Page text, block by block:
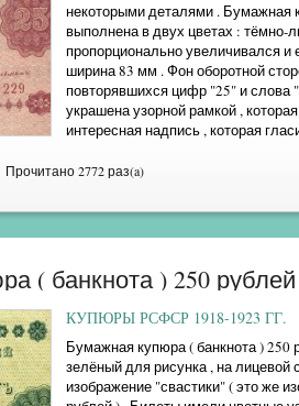
некоторыми деталями . Бумажная
выполнена в двух цветах :
пропорционально увеличивался и
ширина 83 мм . Фон оборотной
повторявшихся цифр "25" и слова
украшена узорной рамкой ,
интересная надпись , которая
Прочитано 2772 раз(a)
( банкнота ) 250
КУПЮРЫ РСФСР 1918-1923 ГГ.
Бумажная купюра ( банкнота ) 250
зелёный для рисунка , на лицевой
изображение "свастики" ( это же